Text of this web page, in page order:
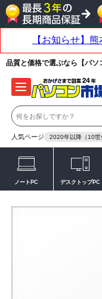
品質と価格で選ぶなら【パソ
人気ページ 2020年以降（10世
ノートPC デスクトップPC